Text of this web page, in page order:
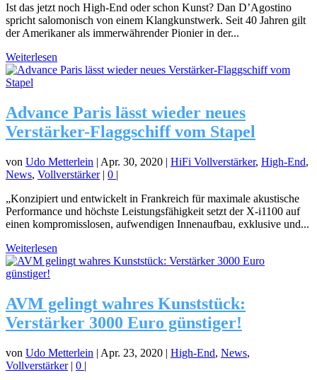
Ist das jetzt noch High-End oder schon Kunst? Dan D’Agostino
spricht salomonisch von einem Klangkunstwerk. Seit 40 Jahren gilt
der Amerikaner als immerwährender Pionier in der...
Weiterlesen
Advance Paris lässt wieder neues
Verstärker-Flaggschiff vom Stapel
von Udo Metterlein | Apr. 30, 2020 | HiFi Vollverstärker, High-End,
News, Vollverstärker| 0 |
„Konzipiert und entwickelt in Frankreich für maximale akustische
Performance und höchste Leistungsfähigkeit setzt der X-i1100 auf
einen kompromisslosen, aufwendigen Innenaufbau, exklusive und...
Weiterlesen
AVM gelingt wahres Kunststück:
Verstärker 3000 Euro günstiger!
von Udo Metterlein | Apr. 23, 2020 | High-End, News,
Vollverstärker| 0 |